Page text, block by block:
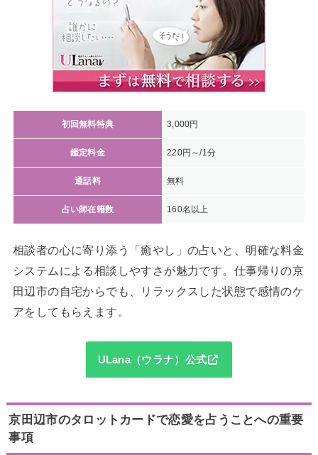
初回無料特典 3,000円
鑑定料金 220円～/1分
通話料 無料
占い師在籍数 160名以上
相談者の心に寄り添う「癒やし」の占いと、明確な料金
システムによる相談しやすさが魅力です。仕事帰りの京
田辺市の自宅からでも、リラックスした状態で感情のケ
アをしてもらえます。
ULana（ウラナ）公式
京田辺市のタロットカードで恋愛を占うことへの重要
事項